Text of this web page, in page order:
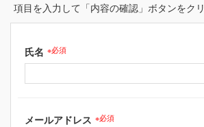
項目を入力して「内容の確認」ボタンをク
氏名 ※必須
メールアドレス ※必須